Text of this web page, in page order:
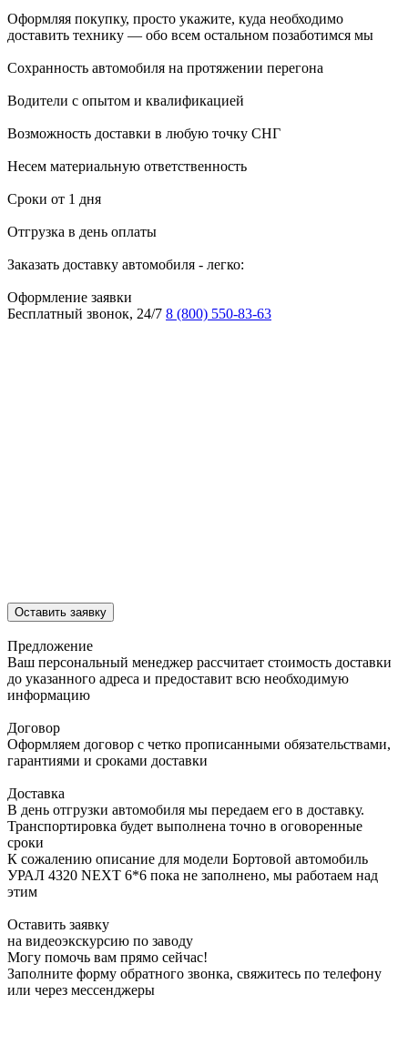
Оформляя покупку, просто укажите, куда необходимо
доставить технику — обо всем остальном позаботимся мы
Сохранность автомобиля на протяжении перегона
Водители с опытом и квалификацией
Возможность доставки в любую точку СНГ
Несем материальную ответственность
Сроки от 1 дня
Отгрузка в день оплаты
Заказать доставку автомобиля - легко:
Оформление заявки
Бесплатный звонок, 24/7 8 (800) 550-83-63
Оставить заявку
Предложение
Ваш персональный менеджер рассчитает стоимость доставки
до указанного адреса и предоставит всю необходимую
информацию
Договор
Оформляем договор с четко прописанными обязательствами,
гарантиями и сроками доставки
Доставка
В день отгрузки автомобиля мы передаем его в доставку.
Транспортировка будет выполнена точно в оговоренные
сроки
К сожалению описание для модели Бортовой автомобиль
УРАЛ 4320 NEXT 6*6 пока не заполнено, мы работаем над
этим
Оставить заявку
на видеоэкскурсию по заводу
Могу помочь вам прямо сейчас!
Заполните форму обратного звонка, свяжитесь по телефону
или через мессенджеры